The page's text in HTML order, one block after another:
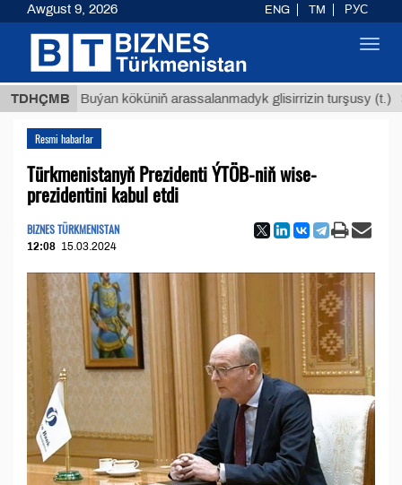
TDHÇMB
Buýan köküniň arassalanmadyk glisirrizin turşusy (t.)
Resmi habarlar
Türkmenistanyň Prezidenti ÝTÖB-niň wise-
prezidentini kabul etdi
BIZNES TÜRKMENISTAN
12:08 15.03.2024
Awgust 9, 2026 ENG TM РУС